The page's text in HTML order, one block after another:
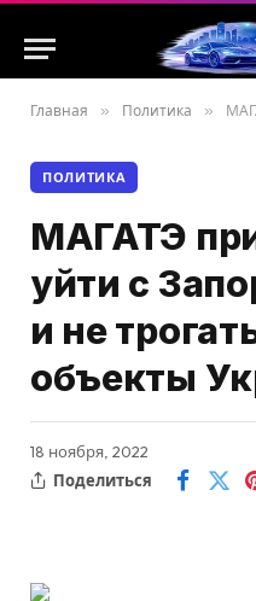
Главная » Политика » МАГАТЭ
ПОЛИТИКА
МАГАТЭ
уйти с
и не
объекты
18 ноября, 2022
Поделиться